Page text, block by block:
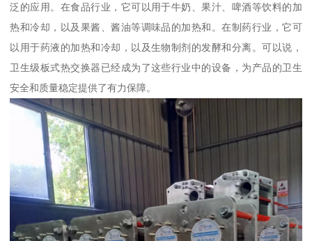
泛的应用。在食品行业，它可以用于牛奶、果汁、啤酒等饮料的加
热和冷却，以及果酱、酱油等调味品的加热和。在制药行业，它可
以用于药液的加热和冷却，以及生物制剂的发酵和分离。可以说，
卫生级板式热交换器已经成为了这些行业中的设备，为产品的卫生
安全和质量稳定提供了有力保障。